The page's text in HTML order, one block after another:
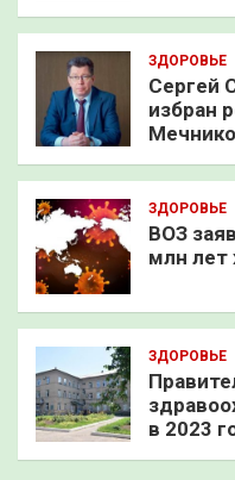
ЗДОРОВЬЕ
Сергей
избран
ЗДОРОВЬЕ
ВОЗ
млн лет
ЗДОРОВЬЕ
в 2023